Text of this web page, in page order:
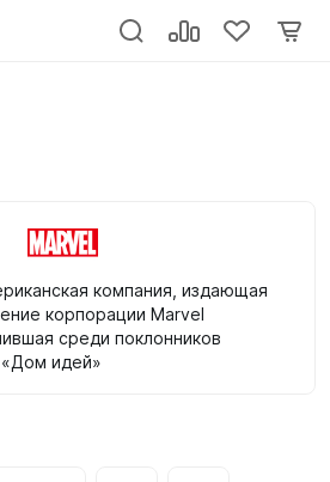
компания, издающая
корпорации Marvel
среди поклонников
идей»